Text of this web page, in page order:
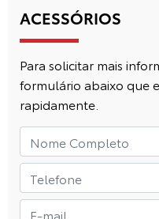
ACESSÓRIOS
Para solicitar mais
formulário abaixo que
rapidamente.